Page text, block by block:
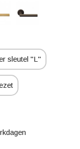
sleutel "L"